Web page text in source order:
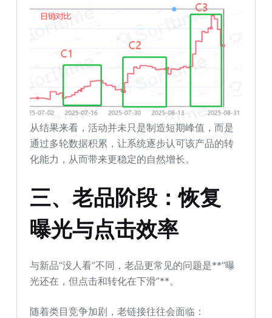
从结果来看，活动并未只是制造短期峰值，而是
通过多轮数据积累，让系统逐步认可该产品的转
化能力，从而带来更稳定的自然增长。
三、老品阶段：恢复
曝光与点击效率
与新品“没人看”不同，老品更常见的问题是**“曝
光还在，但点击和转化在下滑”**。
随着类目竞争加剧，老链接往往会面临：